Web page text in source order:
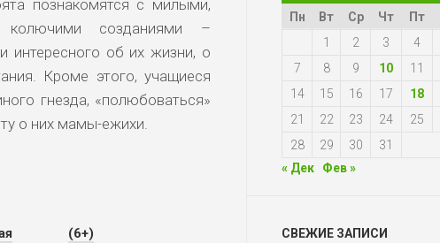
познакомятся с милыми,
созданиями –
об их жизни, о
Кроме этого, учащиеся
гнезда, «полюбоваться»
о них мамы-ежихи.
(6+)
Пн
Вт Ср Чт Пт
1
2 3 4
7
8 9 10 11
14
15 16 17 18
21
22 23 24 25
28
29 30
31
« Дек
Фев »
СВЕЖИЕ ЗАПИСИ